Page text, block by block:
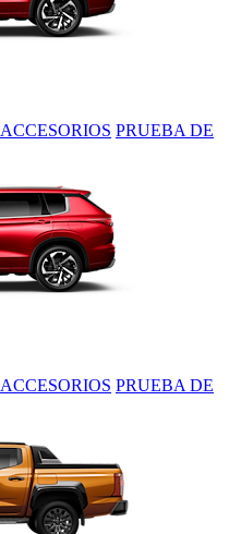
ACCESORIOS PRUEBA DE
ACCESORIOS PRUEBA DE